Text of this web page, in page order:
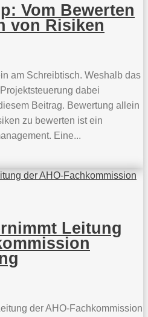
Vom Bewerten
von Risiken
am Schreibtisch. Weshalb das
dabei
Beitrag. Bewertung allein
zu bewerten ist ein
Eine...
Leitung
der AHO-Fachkommission